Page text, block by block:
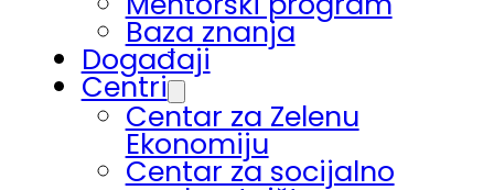
Baza znanja
Događaji
Centri
Centar za Zelenu
Ekonomiju
Centar za socijalno